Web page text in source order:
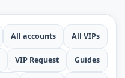
All accounts All VIPs
VIP Request Guides